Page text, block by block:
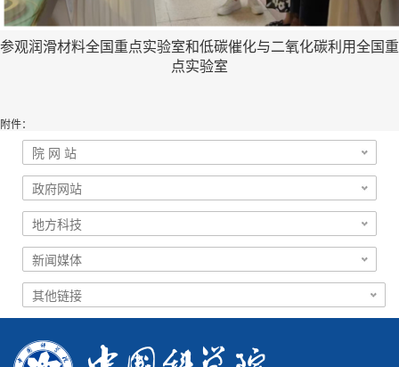
参观润滑材料全国重点实验室和低碳催化与二氧化碳利用全国重
点实验室
附件：